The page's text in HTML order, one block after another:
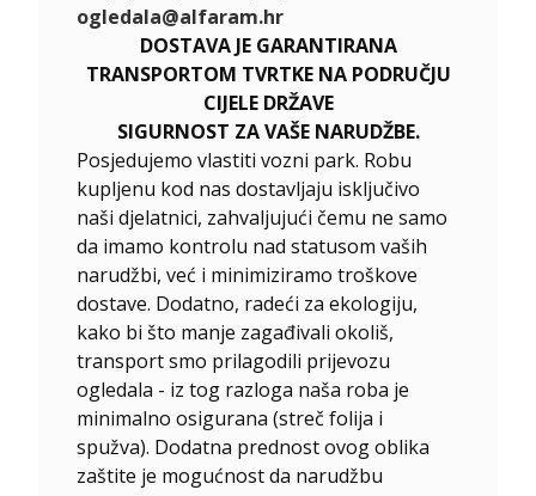
ogledala@alfaram.hr
DOSTAVA JE GARANTIRANA
TRANSPORTOM TVRTKE NA PODRUČJU
CIJELE DRŽAVE
SIGURNOST ZA VAŠE NARUDŽBE.
Posjedujemo vlastiti vozni park. Robu
kupljenu kod nas dostavljaju isključivo
naši djelatnici, zahvaljujući čemu ne samo
da imamo kontrolu nad statusom vaših
narudžbi, već i minimiziramo troškove
dostave. Dodatno, radeći za ekologiju,
kako bi što manje zagađivali okoliš,
transport smo prilagodili prijevozu
ogledala - iz tog razloga naša roba je
minimalno osigurana (streč folija i
spužva). Dodatna prednost ovog oblika
zaštite je mogućnost da narudžbu